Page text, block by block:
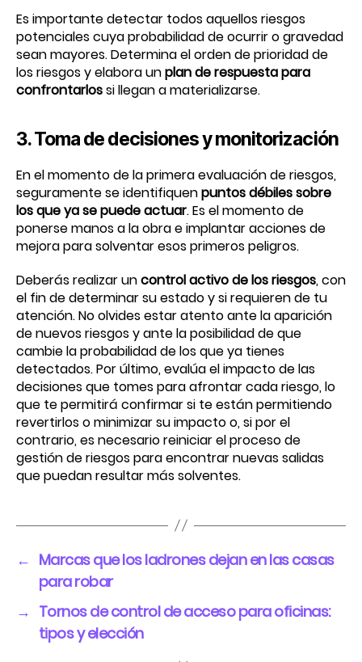
Es importante detectar todos aquellos riesgos
potenciales cuya probabilidad de ocurrir o gravedad
sean mayores. Determina el orden de prioridad de
los riesgos y elabora unplan de respuesta para
confrontarlossi llegan a materializarse.
3. Toma de decisiones y monitorización
En el momento de la primera evaluación de riesgos,
seguramente se identifiquenpuntos débiles sobre
los que ya se puede actuar. Es el momento de
ponerse manos a la obra e implantar acciones de
mejora para solventar esos primeros peligros.
Deberás realizar uncontrol activo de los riesgos, con
el fin de determinar su estado y si requieren de tu
atención. No olvides estar atento ante la aparición
de nuevos riesgos y ante la posibilidad de que
cambie la probabilidad de los que ya tienes
detectados. Por último, evalúa el impacto de las
decisiones que tomes para afrontar cada riesgo, lo
que te permitirá confirmar si te están permitiendo
revertirlos o minimizar su impacto o, si por el
contrario, es necesario reiniciar el proceso de
gestión de riesgos para encontrar nuevas salidas
que puedan resultar más solventes.
← Marcas que los ladrones dejan en las casas
para robar
→ Tornos de control de acceso para oficinas:
tipos y elección